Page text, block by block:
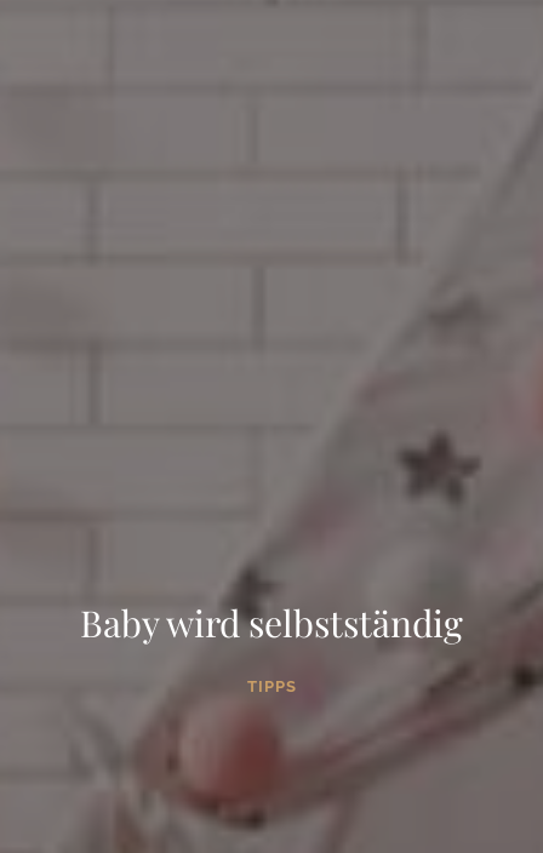
Baby wird selbstständig
TIPPS